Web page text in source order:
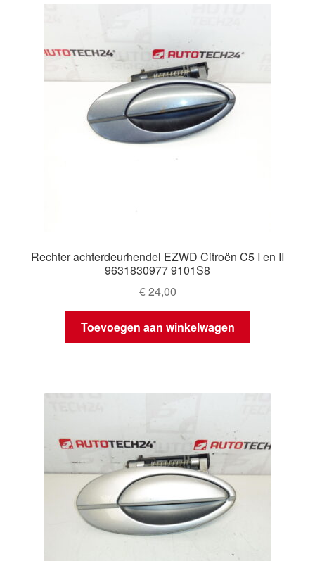
Rechter achterdeurhendel EZWD Citroën C5 I en II
9631830977 9101S8
€24,00
Toevoegen aan winkelwagen